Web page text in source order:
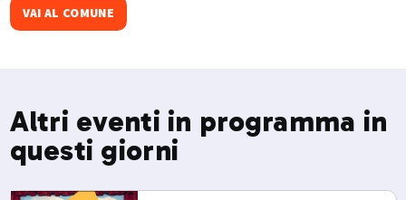
VAI AL COMUNE
Altri eventi in programma in
questi giorni